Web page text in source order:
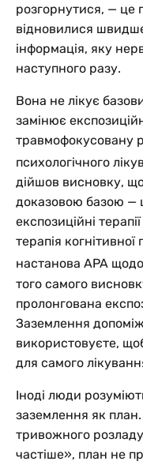
розгорнутися, — це
відновилися
інформація, яку
наступного разу.
Вона не лікує
замінює
травмофокусовану
психологічного
дійшов висновку,
доказовою базою —
експозиційні
терапія
настанова APA
того самого
пролонгована
Заземлення
використовуєте,
для самого
Іноді люди
заземлення як
тривожного
частіше», план не